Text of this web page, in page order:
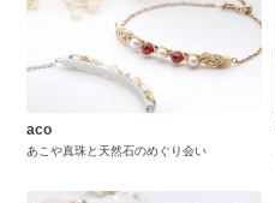
aco
あこや真珠と天然石のめぐり会い